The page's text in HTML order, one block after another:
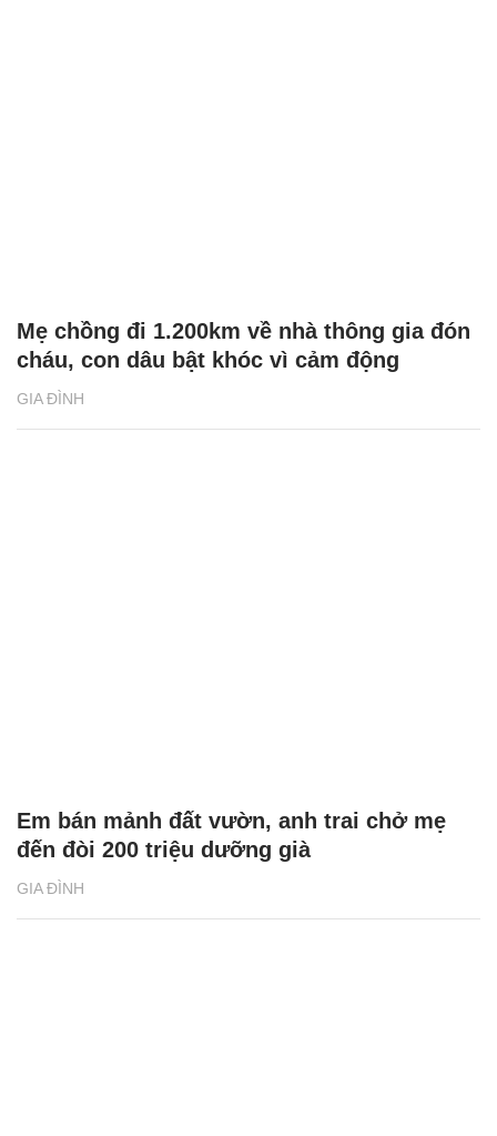
GIA ĐÌNH
Mẹ chồng đi 1.200km về nhà thông gia đón
cháu, con dâu bật khóc vì cảm động
GIA ĐÌNH
Em bán mảnh đất vườn, anh trai chở mẹ
đến đòi 200 triệu dưỡng già